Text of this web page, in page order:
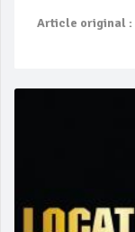
Article original :